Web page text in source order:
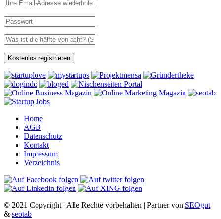
Home
AGB
Datenschutz
Kontakt
Impressum
Verzeichnis
© 2021 Copyright | Alle Rechte vorbehalten | Partner von SEOgut
& seotab